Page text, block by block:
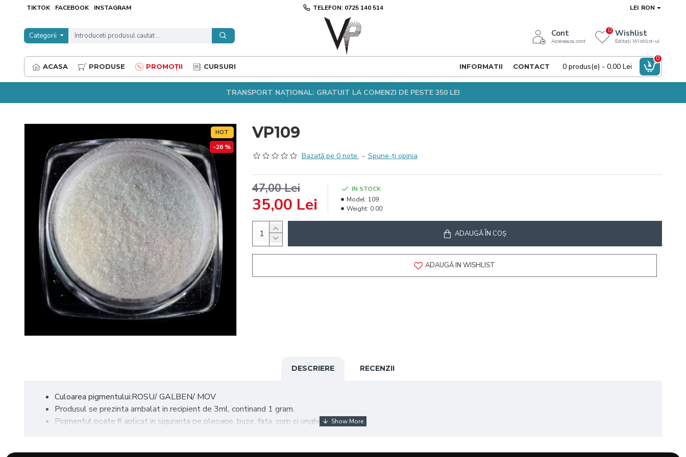
TIKTOK FACEBOOK INSTAGRAM TELEFON: 0725 140 514 LEI RON
Categorii Cont
Acceseaza cont
Wishlist
Editați Wishlist-ul
0
ACASA PRODUSE PROMOȚII CURSURI INFORMATII CONTACT 0 produs(e) - 0,00 Lei
0
TRANSPORT NAȚIONAL: GRATUIT LA COMENZI DE PESTE 350 LEI
HOT
-26 %
VP109
Bazată pe 0 note. - Spune-ţi opinia
35,00 Lei
47,00 Lei
IN STOCK
Model: 109
Weight: 0.00
ADAUGĂ ÎN COŞ
ADAUGĂ IN WISHLIST
DESCRIERE RECENZII
Culoarea pigmentului:ROSU/ GALBEN/ MOV
Produsul se prezinta ambalat in recipient de 3ml, continand 1 gram.
Pigmentul poate fi aplicat in siguranta pe pleoape, buze, fata, corp si unghii.
Metode de aplicare: